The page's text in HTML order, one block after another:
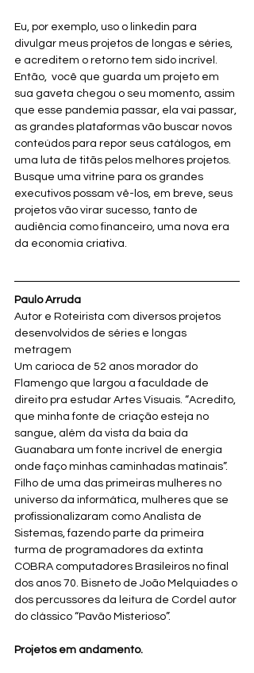
Eu, por exemplo, uso o linkedin para
divulgar meus projetos de longas e séries,
e acreditem o retorno tem sido incrível.
Então,  você que guarda um projeto em
sua gaveta chegou o seu momento, assim
que esse pandemia passar, ela vai passar,
as grandes plataformas vão buscar novos
conteúdos para repor seus catálogos, em
uma luta de titãs pelos melhores projetos.
Busque uma vitrine para os grandes
executivos possam vê-los, em breve, seus
projetos vão virar sucesso, tanto de
audiência como financeiro, uma nova era
da economia criativa.
Paulo Arruda
Autor e Roteirista com diversos projetos
desenvolvidos de séries e longas
metragem
Um carioca de 52 anos morador do
Flamengo que largou a faculdade de
direito pra estudar Artes Visuais. “Acredito,
que minha fonte de criação esteja no
sangue, além da vista da baia da
Guanabara um fonte incrível de energia
onde faço minhas caminhadas matinais”.
Filho de uma das primeiras mulheres no
universo da informática, mulheres que se
profissionalizaram como Analista de
Sistemas, fazendo parte da primeira
turma de programadores da extinta
COBRA computadores Brasileiros no final
dos anos 70. Bisneto de João Melquiades o
dos percussores da leitura de Cordel autor
do clássico “Pavão Misterioso”.
Projetos em andamento.